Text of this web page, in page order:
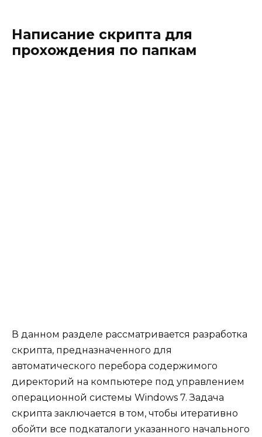
Написание скрипта для
прохождения по папкам
В данном разделе рассматривается разработка
скрипта, предназначенного для
автоматического перебора содержимого
директорий на компьютере под управлением
операционной системы Windows 7. Задача
скрипта заключается в том, чтобы итеративно
обойти все подкаталоги указанного начального